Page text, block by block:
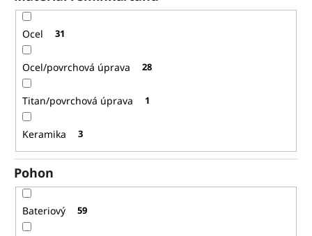
Ocel 31
Ocel/povrchová úprava 28
Titan/povrchová úprava 1
Keramika 3
Pohon
Bateriový 59